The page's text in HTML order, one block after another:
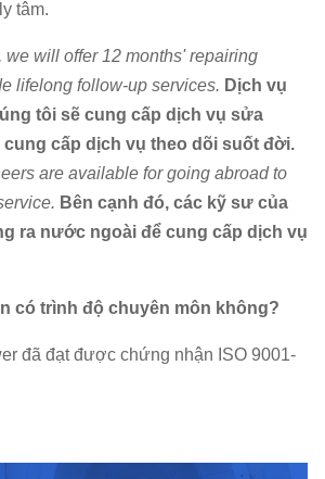
tâm.
we will offer 12 months' repairing
lifelong follow-up services. Dịch vụ
tôi sẽ cung cấp dịch vụ sửa
cấp dịch vụ theo dõi suốt đời.
are available for going abroad to
Bên cạnh đó, các kỹ sư của
ra nước ngoài để cung cấp dịch vụ
có trình độ chuyên môn không?
đã đạt được chứng nhận ISO 9001-